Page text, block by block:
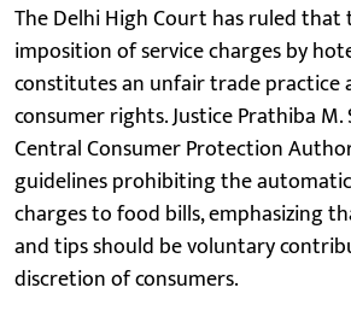
​The Delhi High Court has ruled
imposition of service charges by
constitutes an unfair trade practice
consumer rights. Justice Prathiba
Central Consumer Protection
guidelines prohibiting the
charges to food bills, emphasizing
and tips should be voluntary
discretion of consumers. ​